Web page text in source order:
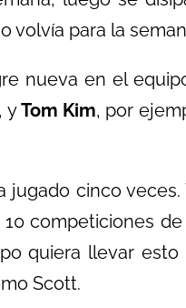
volvía para la
nueva en el
yTom Kim, por
jugado cinco
competiciones de
quiera llevar esto
Scott.